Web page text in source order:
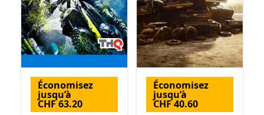
Économisez
jusqu’à
CHF 63.20
Économisez
jusqu’à
CHF 40.60